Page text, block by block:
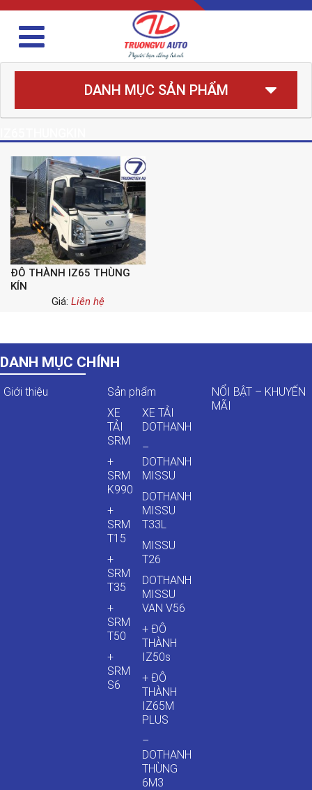
DANH MỤC SẢN PHẨM
ĐÔ THÀNH IZ65 THÙNG
KÍN
Giá: Liên hệ
DANH MỤC CHÍNH
Giới thiệu
Sản phẩm
XE
TẢI
SRM
+
SRM
K990
+
SRM
T15
+
SRM
T35
+
SRM
T50
+
SRM
S6
XE TẢI
DOTHANH
–
DOTHANH
MISSU
DOTHANH
MISSU
T33L
MISSU
T26
DOTHANH
MISSU
VAN V56
+ ĐÔ
THÀNH
IZ50s
+ ĐÔ
THÀNH
IZ65M
PLUS
–
DOTHANH
THÙNG
6M3
NỔI BẬT – KHUYẾN
MÃI